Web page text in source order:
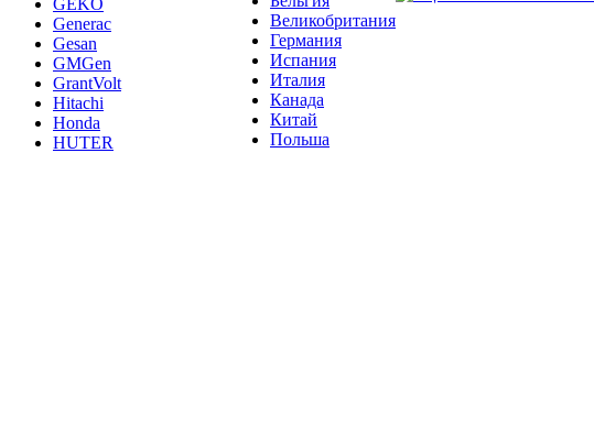
GEKO
Generac
Gesan
GMGen
GrantVolt
Hitachi
Honda
HUTER
Великобритания
Германия
Испания
Италия
Канада
Китай
Польша